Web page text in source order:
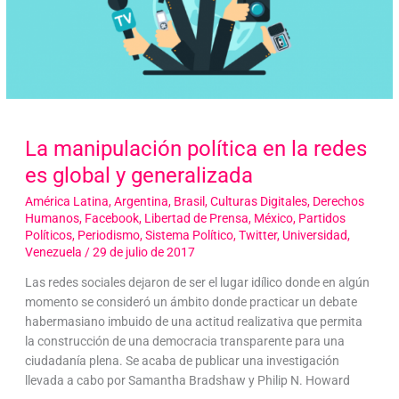
La manipulación política en la redes
es global y generalizada
América Latina,Argentina, Brasil,Culturas Digitales, Derechos
Humanos, Facebook, Libertad de Prensa, México, Partidos
Políticos, Periodismo,Sistema Político,Twitter, Universidad,
Venezuela /29 de julio de 2017
Las redes sociales dejaron de ser el lugar idílico donde en algún
momento se consideró un ámbito donde practicar un debate
habermasiano imbuido de una actitud realizativa que permita
la construcción de una democracia transparente para una
ciudadanía plena. Se acaba de publicar una investigación
llevada a cabo por Samantha Bradshaw y Philip N. Howard